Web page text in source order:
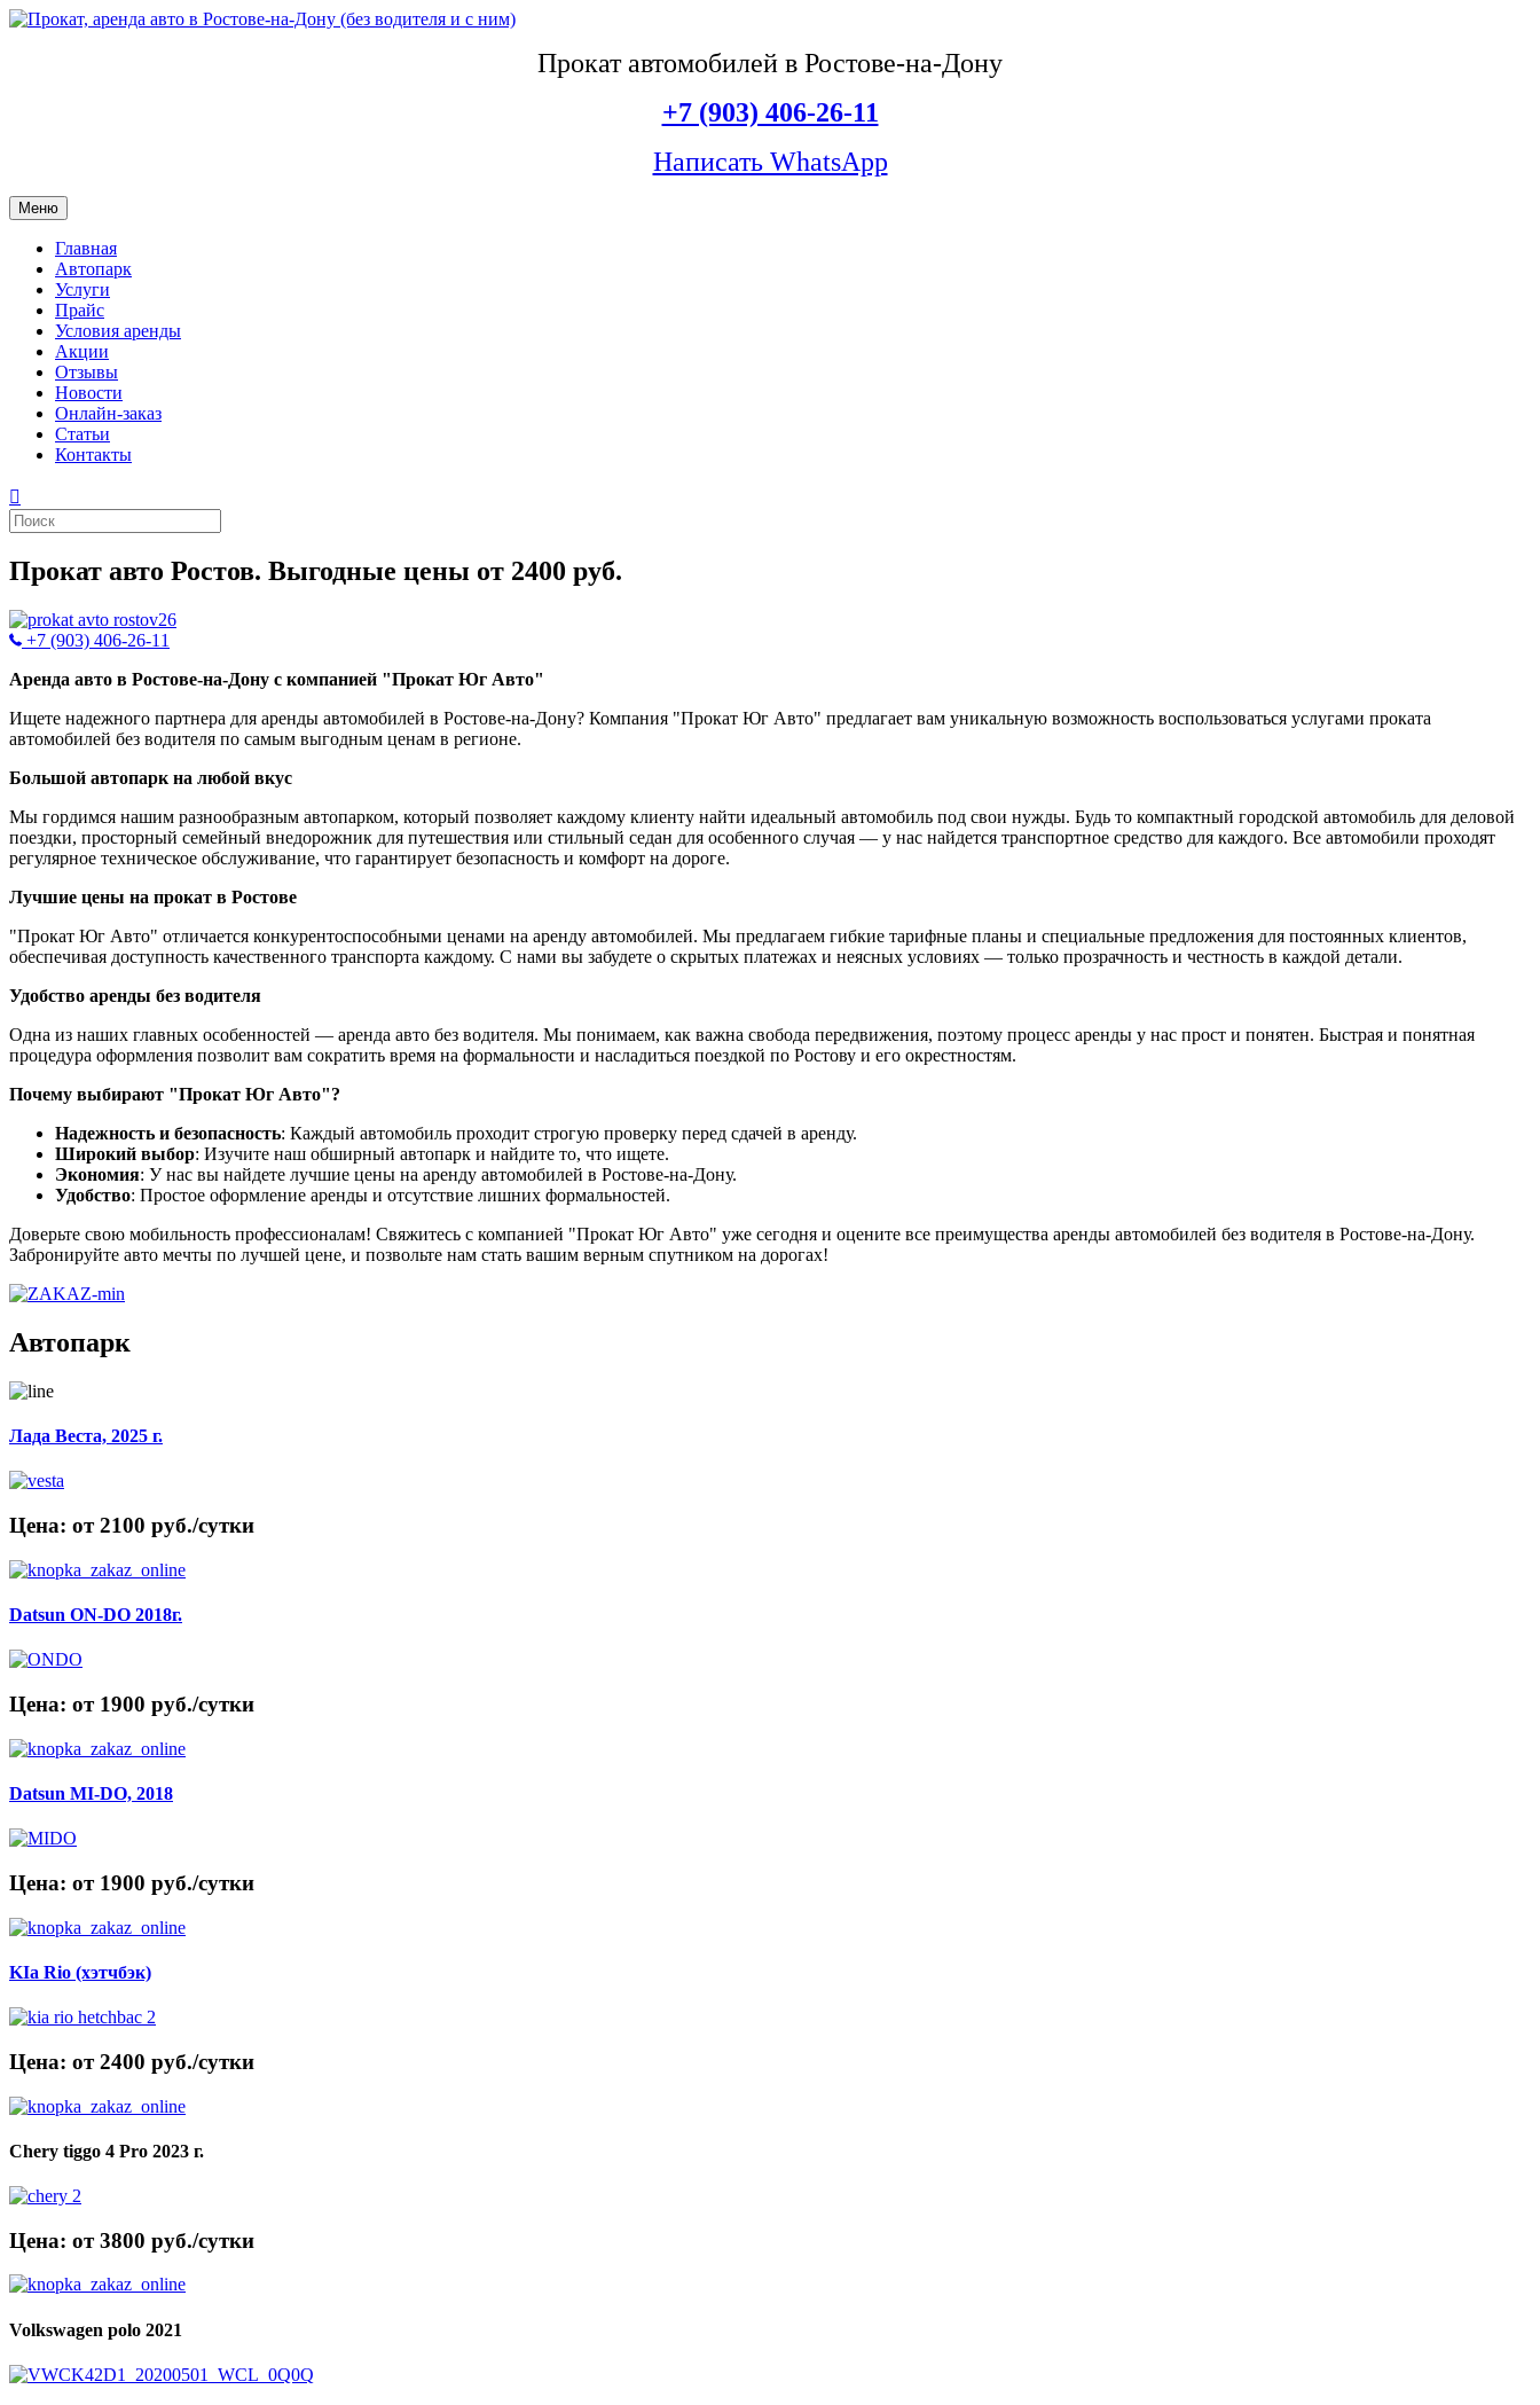
Прокат автомобилей в Ростове-на-Дону
+7 (903) 406-26-11
Написать WhatsApp
Меню
Главная
Автопарк
Услуги
Прайс
Условия аренды
Акции
Отзывы
Новости
Онлайн-заказ
Статьи
Контакты
Прокат авто Ростов. Выгодные цены от 2400 руб.
+7 (903) 406-26-11
Аренда авто в Ростове-на-Дону с компанией "Прокат Юг Авто"
Ищете надежного партнера для аренды автомобилей в Ростове-на-Дону? Компания "Прокат Юг Авто" предлагает вам уникальную возможность воспользоваться услугами проката
автомобилей без водителя по самым выгодным ценам в регионе.
Большой автопарк на любой вкус
Мы гордимся нашим разнообразным автопарком, который позволяет каждому клиенту найти идеальный автомобиль под свои нужды. Будь то компактный городской автомобиль для деловой
поездки, просторный семейный внедорожник для путешествия или стильный седан для особенного случая — у нас найдется транспортное средство для каждого. Все автомобили проходят
регулярное техническое обслуживание, что гарантирует безопасность и комфорт на дороге.
Лучшие цены на прокат в Ростове
"Прокат Юг Авто" отличается конкурентоспособными ценами на аренду автомобилей. Мы предлагаем гибкие тарифные планы и специальные предложения для постоянных клиентов,
обеспечивая доступность качественного транспорта каждому. С нами вы забудете о скрытых платежах и неясных условиях — только прозрачность и честность в каждой детали.
Удобство аренды без водителя
Одна из наших главных особенностей — аренда авто без водителя. Мы понимаем, как важна свобода передвижения, поэтому процесс аренды у нас прост и понятен. Быстрая и понятная
процедура оформления позволит вам сократить время на формальности и насладиться поездкой по Ростову и его окрестностям.
Почему выбирают "Прокат Юг Авто"?
Надежность и безопасность: Каждый автомобиль проходит строгую проверку перед сдачей в аренду.
Широкий выбор: Изучите наш обширный автопарк и найдите то, что ищете.
Экономия: У нас вы найдете лучшие цены на аренду автомобилей в Ростове-на-Дону.
Удобство: Простое оформление аренды и отсутствие лишних формальностей.
Доверьте свою мобильность профессионалам! Свяжитесь с компанией "Прокат Юг Авто" уже сегодня и оцените все преимущества аренды автомобилей без водителя в Ростове-на-Дону.
Забронируйте авто мечты по лучшей цене, и позвольте нам стать вашим верным спутником на дорогах!
Автопарк
Лада Веста, 2025 г.
Цена: от 2100 руб./сутки
Datsun ON-DO 2018г.
Цена: от 1900 руб./сутки
Datsun MI-DO, 2018
Цена: от 1900 руб./сутки
KIa Rio (хэтчбэк)
Цена: от 2400 руб./сутки
Chery tiggo 4 Pro 2023 г.
Цена: от 3800 руб./сутки
Volkswagen polo 2021